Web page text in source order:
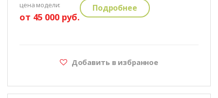
цена модели:
от 45 000 руб.
Подробнее
Добавить в избранное